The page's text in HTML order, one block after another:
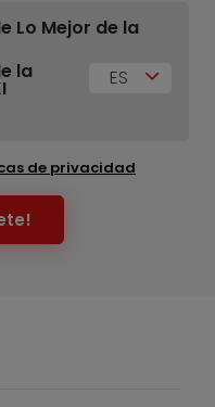
Lo Mejor de la
la
ES
de privacidad